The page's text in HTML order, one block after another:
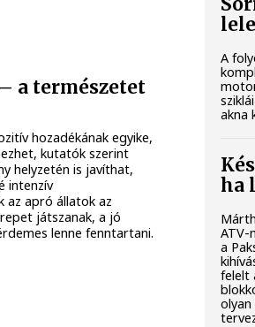
a természetet
hozadékának egyike,
kutatók szerint
helyzetén is javíthat,
intenzív
az apró állatok az
játszanak, a jó
lenne fenntartani.
A
akna
ha
ATV-
a
felelt